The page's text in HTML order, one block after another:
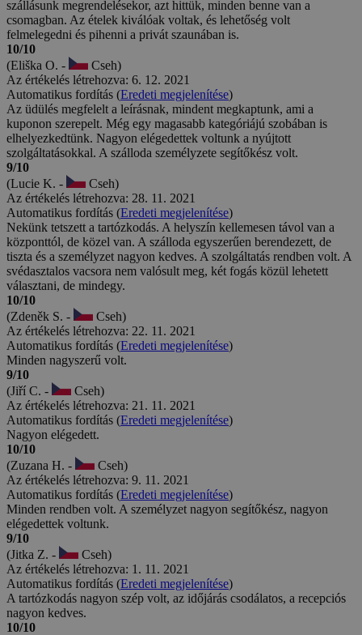
szállásunk megrendelésekor, azt hittük, minden benne van a
csomagban. Az ételek kiválóak voltak, és lehetőség volt
felmelegedni és pihenni a privát szaunában is.
10/10
(Eliška O. -
Cseh)
Az értékelés létrehozva: 6. 12. 2021
Automatikus fordítás (Eredeti megjelenítése)
Az üdülés megfelelt a leírásnak, mindent megkaptunk, ami a
kuponon szerepelt. Még egy magasabb kategóriájú szobában is
elhelyezkedtünk. Nagyon elégedettek voltunk a nyújtott
szolgáltatásokkal. A szálloda személyzete segítőkész volt.
9/10
(Lucie K. -
Cseh)
Az értékelés létrehozva: 28. 11. 2021
Automatikus fordítás (Eredeti megjelenítése)
Nekünk tetszett a tartózkodás. A helyszín kellemesen távol van a
központtól, de közel van. A szálloda egyszerűen berendezett, de
tiszta és a személyzet nagyon kedves. A szolgáltatás rendben volt. A
svédasztalos vacsora nem valósult meg, két fogás közül lehetett
választani, de mindegy.
10/10
(Zdeněk S. -
Cseh)
Az értékelés létrehozva: 22. 11. 2021
Automatikus fordítás (Eredeti megjelenítése)
Minden nagyszerű volt.
9/10
(Jiří C. -
Cseh)
Az értékelés létrehozva: 21. 11. 2021
Automatikus fordítás (Eredeti megjelenítése)
Nagyon elégedett.
10/10
(Zuzana H. -
Cseh)
Az értékelés létrehozva: 9. 11. 2021
Automatikus fordítás (Eredeti megjelenítése)
Minden rendben volt. A személyzet nagyon segítőkész, nagyon
elégedettek voltunk.
9/10
(Jitka Z. -
Cseh)
Az értékelés létrehozva: 1. 11. 2021
Automatikus fordítás (Eredeti megjelenítése)
A tartózkodás nagyon szép volt, az időjárás csodálatos, a recepciós
nagyon kedves.
10/10